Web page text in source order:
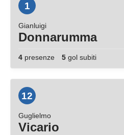
1
Gianluigi
Donnarumma
4 presenze 5 gol subiti
12
Guglielmo
Vicario